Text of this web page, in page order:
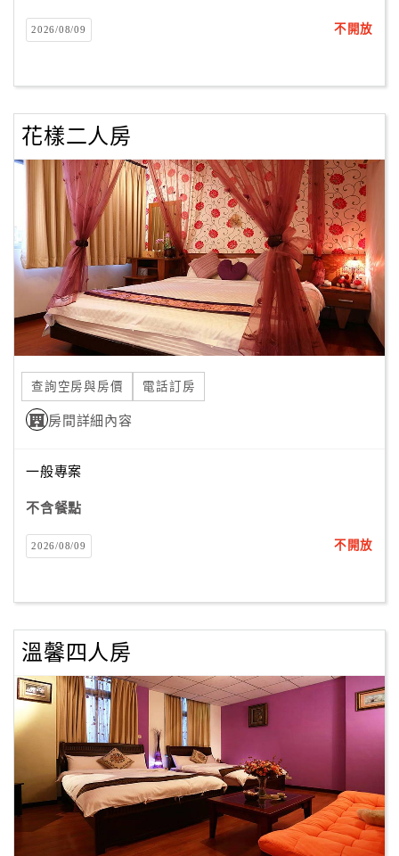
戶
客
服
聯
Line
線
上
服
紅
利
查
訂
房
Q&A
旅
卡
訂
房
款
收
據
2026/08/09 不開放
花樣二人房
查詢空房與房價 電話訂房
房間詳細內容
一般專案
不含餐點
2026/08/09 不開放
溫馨四人房